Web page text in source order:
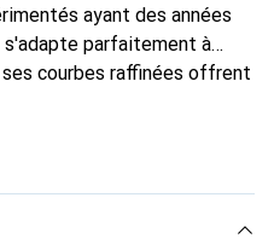
ayant des années
s'adapte parfaitement à
courbes raffinées offrent
La marque
choix fiable pour une